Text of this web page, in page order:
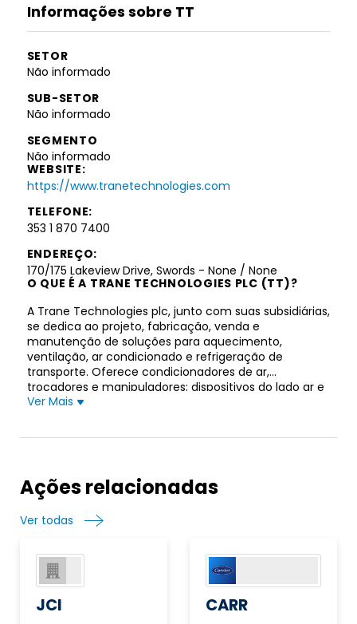
Informações sobre TT
SETOR
Não informado
SUB-SETOR
Não informado
SEGMENTO
Não informado
WEBSITE:
https://www.tranetechnologies.com
TELEFONE:
353 1 870 7400
ENDEREÇO:
170/175 Lakeview Drive, Swords - None / None
O QUE É A TRANE TECHNOLOGIES PLC (TT)?
A Trane Technologies plc, junto com suas subsidiárias,
se dedica ao projeto, fabricação, venda e
manutenção de soluções para aquecimento,
ventilação, ar condicionado e refrigeração de
transporte. Oferece condicionadores de ar,
trocadores e manipuladores; dispositivos do lado ar e
terminais; unidades auxiliares de energia;
armazenamento de energia de gelo; avaliações da
qualidade do ar interior e produtos relacionados;
substituições de motores; produtos de recuperação
aquecedores de transporte; produtos de fluxo
variável de refrigerante; e bombas de calor de fonte
de água. A empresa também fornece
gerenciamento de edifícios, controle, sem dutos,
geotérmico, aquecimento e resfriamento de
Ver Mais
Ações relacionadas
Ver todas
JCI CARR